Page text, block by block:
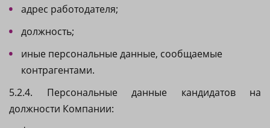
адрес работодателя;
должность;
иные персональные данные, сообщаемые
контрагентами.
5.2.4. Персональные данные кандидатов на
должности Компании: